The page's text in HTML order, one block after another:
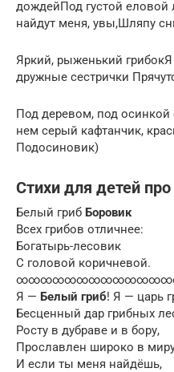
дождейПод густой
найдут меня, увы,Шляпу
Яркий, рыженький
дружные сестрички
Под деревом, под осинкой
нем серый кафтанчик,
Подосиновик)
Стихи для детей
Белый гриб Боровик
Всех грибов отличнее:
Богатырь-лесовик
С головой коричневой.
Я — Белый гриб! Я — царь
Бесценный дар грибных
Росту в дубраве и в бору,
Прославлен широко в
И если ты меня найдёшь,